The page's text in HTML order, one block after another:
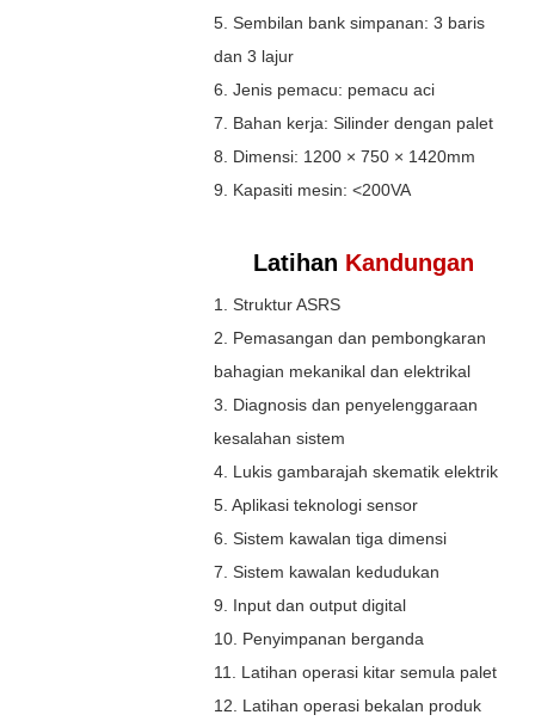
5. Sembilan bank simpanan: 3 baris
dan 3 lajur
6. Jenis pemacu: pemacu aci
7. Bahan kerja: Silinder dengan palet
8. Dimensi: 1200 × 750 × 1420mm
9. Kapasiti mesin: <200VA
Latihan Kandungan
1. Struktur ASRS
2. Pemasangan dan pembongkaran
bahagian mekanikal dan elektrikal
3. Diagnosis dan penyelenggaraan
kesalahan sistem
4. Lukis gambarajah skematik elektrik
5. Aplikasi teknologi sensor
6. Sistem kawalan tiga dimensi
7. Sistem kawalan kedudukan
9. Input dan output digital
10. Penyimpanan berganda
11. Latihan operasi kitar semula palet
12. Latihan operasi bekalan produk